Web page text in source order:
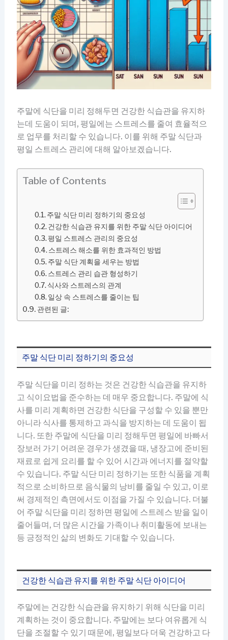
주말에 식단을 미리 정해두면 건강한 식습관을 유지하
는데 도움이 되며, 평일에는 스트레스를 줄여 효율적으
로 업무를 처리할 수 있습니다. 이를 위해 주말 식단과
평일 스트레스 관리에 대해 알아보겠습니다.
Table of Contents
주말 식단 미리 정하기의 중요성
건강한 식습관 유지를 위한 주말 식단 아이디어
평일 스트레스 관리의 중요성
스트레스 해소를 위한 효과적인 방법
주말 식단 계획을 세우는 방법
스트레스 관리 습관 형성하기
식사와 스트레스의 관계
일상 속 스트레스를 줄이는 팁
관련된 글:
주말 식단 미리 정하기의 중요성
주말 식단을 미리 정하는 것은 건강한 식습관을 유지하
고 식이요법을 준수하는 데 매우 중요합니다. 주말에 식
사를 미리 계획하면 건강한 식단을 구성할 수 있을 뿐만
아니라 식사를 통제하고 과식을 방지하는 데 도움이 됩
니다. 또한 주말에 식단을 미리 정해두면 평일에 바빠서
장보러 가기 어려운 경우가 생겼을 때, 냉장고에 준비된
재료로 쉽게 요리를 할 수 있어 시간과 에너지를 절약할
수 있습니다. 주말 식단 미리 정하기는 또한 식품을 계획
적으로 소비하므로 음식물의 낭비를 줄일 수 있고, 이로
써 경제적인 측면에서도 이점을 가질 수 있습니다. 더불
어 주말 식단을 미리 정하면 평일에 스트레스 받을 일이
줄어들며, 더 많은 시간을 가족이나 취미활동에 보내는
등 긍정적인 삶의 변화도 기대할 수 있습니다.
건강한 식습관 유지를 위한 주말 식단 아이디어
주말에는 건강한 식습관을 유지하기 위해 식단을 미리
계획하는 것이 중요합니다. 주말에는 보다 여유롭게 식
단을 조절할 수 있기 때문에, 평일보다 더욱 건강하고 다